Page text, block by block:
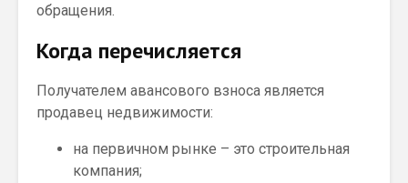
обращения.
Когда перечисляется
Получателем авансового взноса является
продавец недвижимости:
на первичном рынке – это строительная
компания;